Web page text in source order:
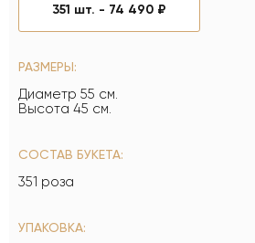
351 шт. - 74 490 ₽
РАЗМЕРЫ:
Диаметр 55 см.
Высота 45 см.
СОСТАВ БУКЕТА:
351 роза
УПАКОВКА: